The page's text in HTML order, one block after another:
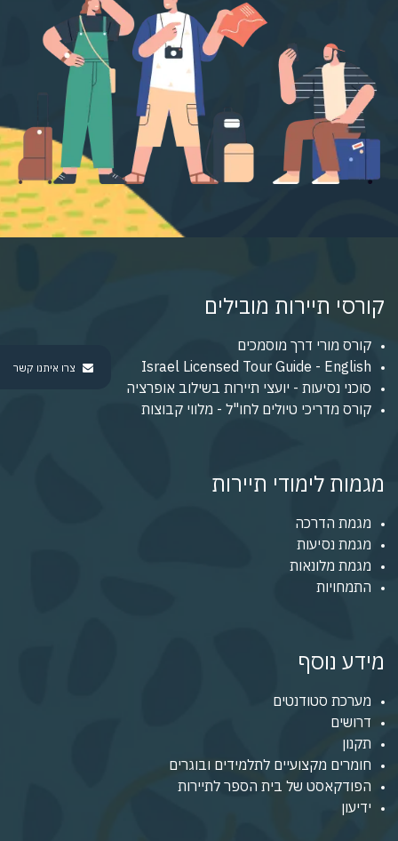
צרו איתנו קשר
קורסי תיירות מובילים
קורס מורי דרך מוסמכים
Israel Licensed Tour Guide - English
סוכני נסיעות - יועצי תיירות בשילוב אופרציה
קורס מדריכי טיולים לחו"ל - מלווי קבוצות
מגמות לימודי תיירות
מגמת הדרכה
מגמת נסיעות
מגמת מלונאות
התמחויות
מידע נוסף
מערכת סטודנטים
דרושים
תקנון
חומרים מקצועיים לתלמידים ובוגרים
הפודקאסט של בית הספר לתיירות
ידיעון